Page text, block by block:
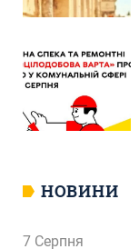
НОВИНИ
7 Серпня